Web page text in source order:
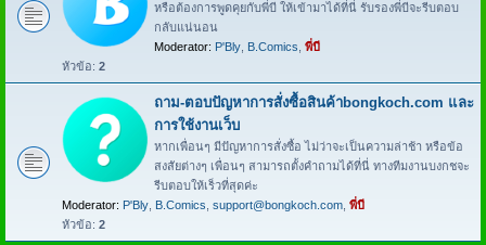
หรือต้องการพูดคุยกับพี่บี ให้เข้ามาได้ที่นี่ รับรองพี่บีจะรีบตอบ
กลับแน่นอน
Moderator: P'Bly B.Comics พี่บี
หัวข้อ: 2
ถาม-ตอบปัญหาการสั่งซื้อสินค้าbongkoch.com และ
การใช้งานเว็บ
หากเพื่อนๆ มีปัญหาการสั่งซื้อ ไม่ว่าจะเป็นความล่าช้า หรือข้อ
สงสัยต่างๆ เพื่อนๆ สามารถตั้งคำถามได้ที่นี่ ทางทีมงานบงกชจะ
รีบตอบให้เร็วที่สุดค่ะ
Moderator: P'Bly B.Comics support@bongkoch.com พี่บี
หัวข้อ: 2